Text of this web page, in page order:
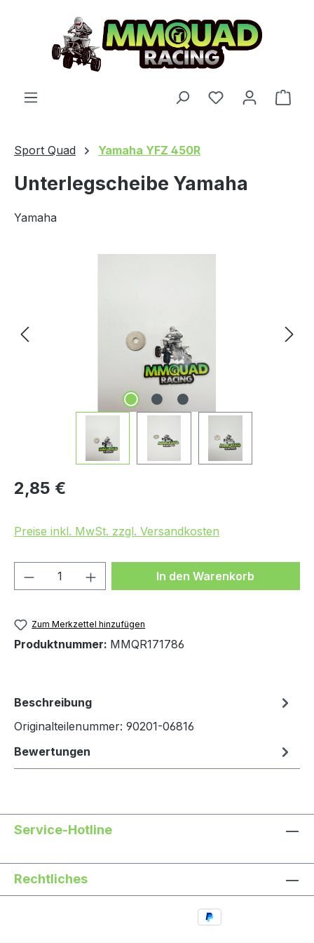
Zum Hauptinhalt springen
Du hast 0
Sport Quad Yamaha YFZ 450R
Unterlegscheibe Yamaha
Yamaha
Regulärer Preis:
2,85 €
Preise inkl. MwSt. zzgl. Versandkosten
Produkt Anzahl: Gib denIn den Warenkorb
Zum Merkzettel hinzufügen
Produktnummer: MMQR171786
Beschreibung
Originalteilenummer: 90201-06816
Bewertungen
Service-Hotline
Rechtliches